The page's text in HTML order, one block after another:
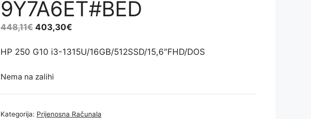
9Y7A6ET#BED
448,11€ 403,30€
HP 250 G10 i3-1315U/16GB/512SSD/15,6″FHD/DOS
Nema na zalihi
Kategorija: Prijenosna Računala